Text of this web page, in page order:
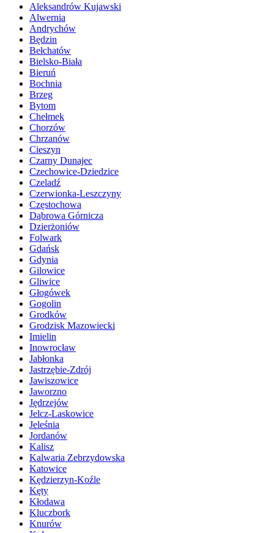
Aleksandrów Kujawski
Alwernia
Andrychów
Będzin
Bełchatów
Bielsko-Biała
Bieruń
Bochnia
Brzeg
Bytom
Chełmek
Chorzów
Chrzanów
Cieszyn
Czarny Dunajec
Czechowice-Dziedzice
Czeladź
Czerwionka-Leszczyny
Częstochowa
Dąbrowa Górnicza
Dzierżoniów
Folwark
Gdańsk
Gdynia
Gilowice
Gliwice
Głogówek
Gogolin
Grodków
Grodzisk Mazowiecki
Imielin
Inowrocław
Jabłonka
Jastrzębie-Zdrój
Jawiszowice
Jaworzno
Jędrzejów
Jelcz-Laskowice
Jeleśnia
Jordanów
Kalisz
Kalwaria Zebrzydowska
Katowice
Kędzierzyn-Koźle
Kęty
Kłodawa
Kluczbork
Knurów